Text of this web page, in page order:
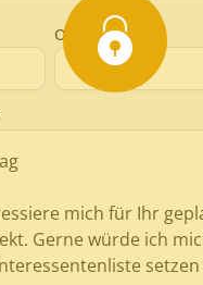
Ort *